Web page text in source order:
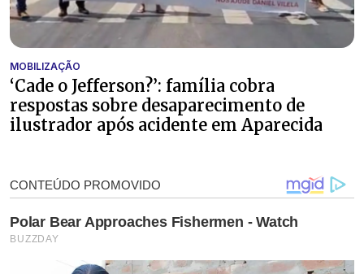
MOBILIZAÇÃO
‘Cade o Jefferson?’: família cobra
respostas sobre desaparecimento de
ilustrador após acidente em Aparecida